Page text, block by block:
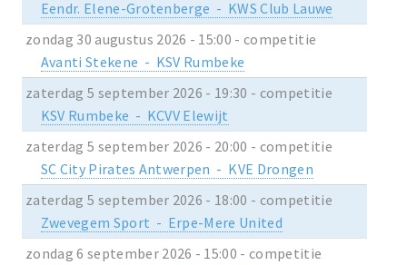
Eendr. Elene-Grotenberge - KWS Club Lauwe
zondag 30 augustus 2026 - 15:00 - competitie
Avanti Stekene - KSV Rumbeke
zaterdag 5 september 2026 - 19:30 - competitie
KSV Rumbeke - KCVV Elewijt
zaterdag 5 september 2026 - 20:00 - competitie
SC City Pirates Antwerpen - KVE Drongen
zaterdag 5 september 2026 - 18:00 - competitie
Zwevegem Sport - Erpe-Mere United
zondag 6 september 2026 - 15:00 - competitie